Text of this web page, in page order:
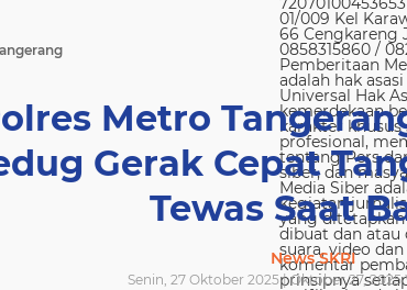
Metro
Gerak Cepat
Tewas Saat
News SKRI
Senin, 27 Oktober 2025 | Oktober 27,